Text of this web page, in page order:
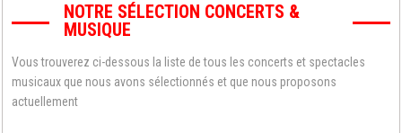
NOTRE SÉLECTION CONCERTS &
MUSIQUE
Vous trouverez ci-dessous la liste de tous les concerts et spectacles
musicaux que nous avons sélectionnés et que nous proposons
actuellement